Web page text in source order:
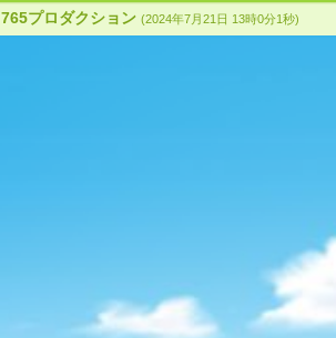
765プロダクション (2024年7月21日 13時0分1秒)